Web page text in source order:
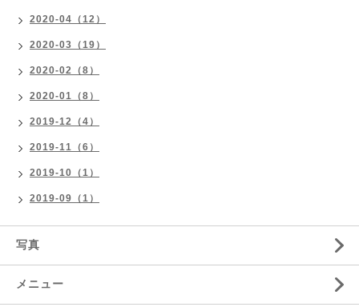
2020-04（12）
2020-03（19）
2020-02（8）
2020-01（8）
2019-12（4）
2019-11（6）
2019-10（1）
2019-09（1）
写真
メニュー